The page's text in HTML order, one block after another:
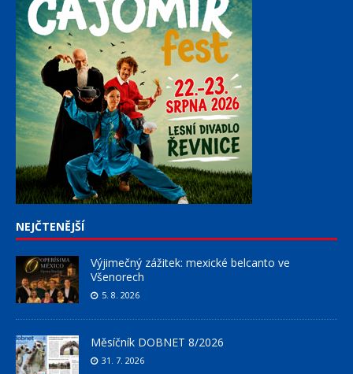
NEJČTENĚJŠÍ
Výjimečný zážitek: mexické belcanto ve
Všenorech
5. 8. 2026
Měsíčník DOBNET 8/2026
31. 7. 2026